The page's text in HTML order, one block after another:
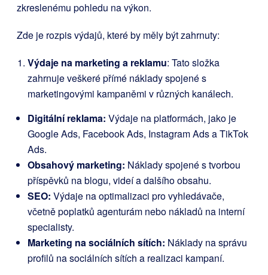
zkreslenému pohledu na výkon.
Zde je rozpis výdajů, které by měly být zahrnuty:
Výdaje na marketing a reklamu: Tato složka
zahrnuje veškeré přímé náklady spojené s
marketingovými kampaněmi v různých kanálech.
Digitální reklama: Výdaje na platformách, jako je
Google Ads, Facebook Ads, Instagram Ads a TikTok
Ads.
Obsahový marketing: Náklady spojené s tvorbou
příspěvků na blogu, videí a dalšího obsahu.
SEO: Výdaje na optimalizaci pro vyhledávače,
včetně poplatků agenturám nebo nákladů na interní
specialisty.
Marketing na sociálních sítích: Náklady na správu
profilů na sociálních sítích a realizaci kampaní.